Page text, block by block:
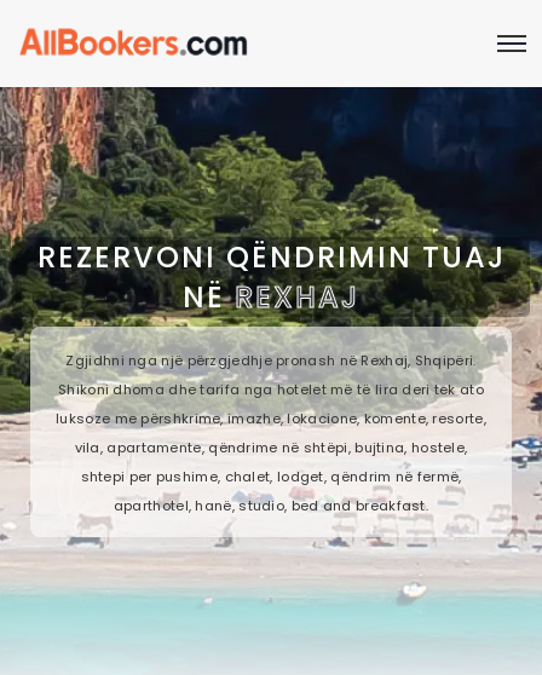
REZERVONI QËNDRIMIN TUAJ
NËREXHAJ
Zgjidhni nga një përzgjedhje pronash në Rexhaj, Shqipëri.
Shikoni dhoma dhe tarifa nga hotelet më të lira deri tek ato
luksoze me përshkrime, imazhe, lokacione, komente, resorte,
vila, apartamente, qëndrime në shtëpi, bujtina, hostele,
shtepi per pushime, chalet, lodget, qëndrim në fermë,
aparthotel, hanë, studio, bed and breakfast.